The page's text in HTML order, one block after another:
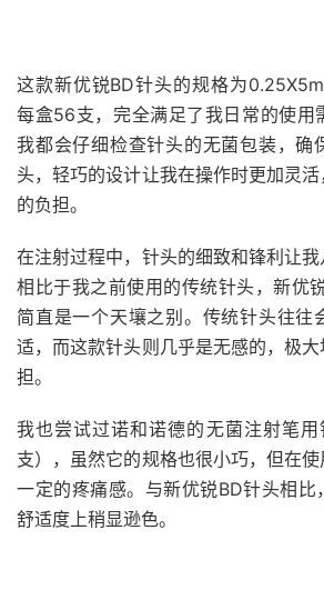
这款新优锐BD针头的规格为
每盒56支，完全满足了我日常的使用
我都会仔细检查针头的无菌包装，确
头，轻巧的设计让我在操作时更加灵
的负担。
在注射过程中，针头的细致和锋利让我
相比于我之前使用的传统针头，新优
简直是一个天壤之别。传统针头往往
适，而这款针头则几乎是无感的，极
担。
我也尝试过诺和诺德的无菌注射笔
支），虽然它的规格也很小巧，但在
一定的疼痛感。与新优锐BD针头相比
舒适度上稍显逊色。